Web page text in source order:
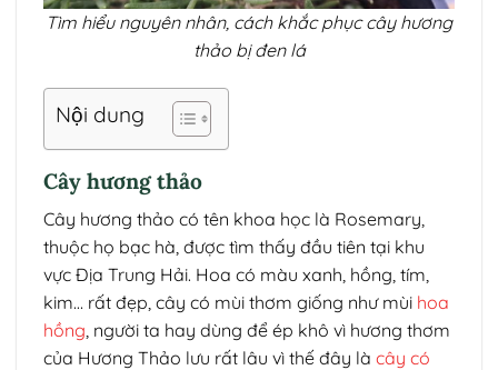
Tìm hiểu nguyên nhân, cách khắc phục cây hương
thảo bị đen lá
Nội dung
Cây hương thảo
Cây hương thảo có tên khoa học là Rosemary,
thuộc họ bạc hà, được tìm thấy đầu tiên tại khu
vực Địa Trung Hải. Hoa có màu xanh, hồng, tím,
kim… rất đẹp, cây có mùi thơm giống như mùi hoa
hồng , người ta hay dùng để ép khô vì hương thơm
của Hương Thảo lưu rất lâu vì thế đây là cây có